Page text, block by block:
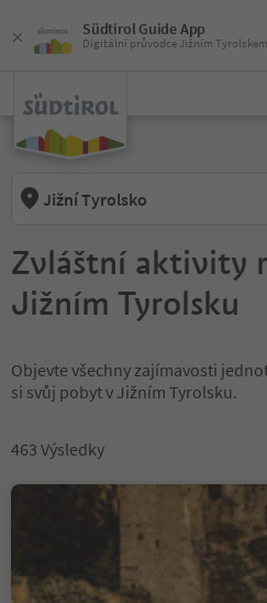
Südtirol Guide App
Digitální průvodce Jižním Tyrolskem
Jižní Tyrolsko
Zvláštní aktivity
Jižním Tyrolsku
Objevte všechny zajímavosti
si svůj pobyt v Jižním Tyrolsku.
463 Výsledky
The